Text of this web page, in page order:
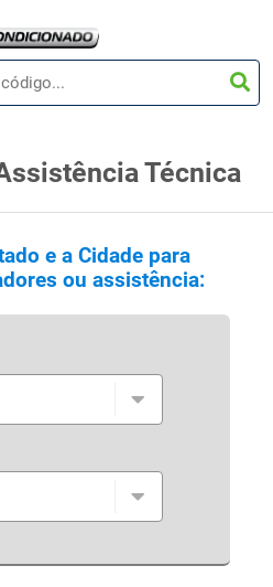
Técnica
e a Cidade para
ou assistência: